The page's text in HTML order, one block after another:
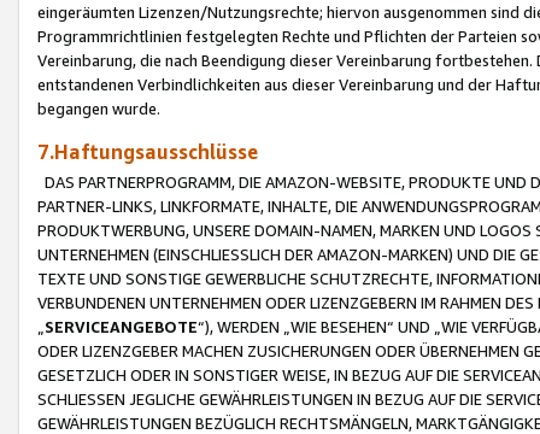
eingeräumten Lizenzen/Nutzungsrechte; hiervon ausgenommen sind
Programmrichtlinien festgelegten Rechte und Pflichten der Parteien
Vereinbarung, die nach Beendigung dieser Vereinbarung
entstandenen Verbindlichkeiten aus dieser Vereinbarung und der
begangen wurde.
7.Haftungsausschlüsse
DAS PARTNERPROGRAMM, DIE AMAZON-WEBSITE, PRODUKTE UND
PARTNER-LINKS, LINKFORMATE, INHALTE, DIE
PRODUKTWERBUNG, UNSERE DOMAIN-NAMEN, MARKEN UND
UNTERNEHMEN (EINSCHLIESSLICH DER AMAZON-MARKEN) UND DIE
TEXTE UND SONSTIGE GEWERBLICHE SCHUTZRECHTE,
VERBUNDENEN UNTERNEHMEN ODER LIZENZGEBERN IM RAHMEN
SERVICEANGEBOTE“), WERDEN „WIE BESEHEN“ UND „WIE
ODER LIZENZGEBER MACHEN ZUSICHERUNGEN ODER ÜBERNEHMEN
GESETZLICH ODER IN SONSTIGER WEISE, IN BEZUG AUF DIE
SCHLIESSEN JEGLICHE GEWÄHRLEISTUNGEN IN BEZUG AUF DIE
GEWÄHRLEISTUNGEN BEZÜGLICH RECHTSMÄNGELN,